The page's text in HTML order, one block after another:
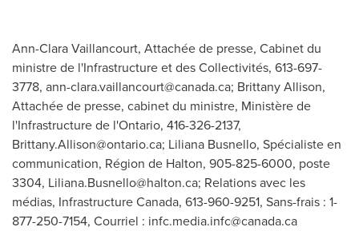
Ann-Clara Vaillancourt, Attachée de presse, Cabinet du
ministre de l'Infrastructure et des Collectivités, 613-697-
3778, ann-clara.vaillancourt@canada.ca; Brittany Allison,
Attachée de presse, cabinet du ministre, Ministère de
l'Infrastructure de l'Ontario, 416-326-2137,
Brittany.Allison@ontario.ca; Liliana Busnello, Spécialiste en
communication, Région de Halton, 905-825-6000, poste
3304, Liliana.Busnello@halton.ca; Relations avec les
médias, Infrastructure Canada, 613-960-9251, Sans-frais : 1-
877-250-7154, Courriel : infc.media.infc@canada.ca